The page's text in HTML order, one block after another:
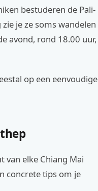
bestuderen de Pali-
je ze soms wandelen
avond, rond 18.00 uur,
op een eenvoudige
van elke Chiang Mai
concrete tips om je